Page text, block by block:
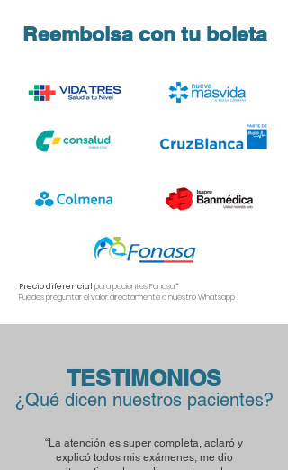
Reembolsa con tu boleta
Precio diferencial para pacientes Fonasa.*
Puedes preguntar el valor directamente a nuestro Whatsapp
TESTIMONIOS
¿Qué dicen nuestros pacientes?
“La atención es super completa, aclaró y
explicó todos mis exámenes, me dio